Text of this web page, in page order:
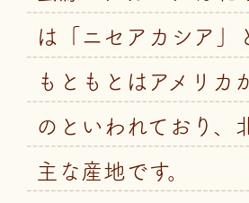
は「ニセアカシア」
もともとはアメリカ
のといわれており、
主な産地です。